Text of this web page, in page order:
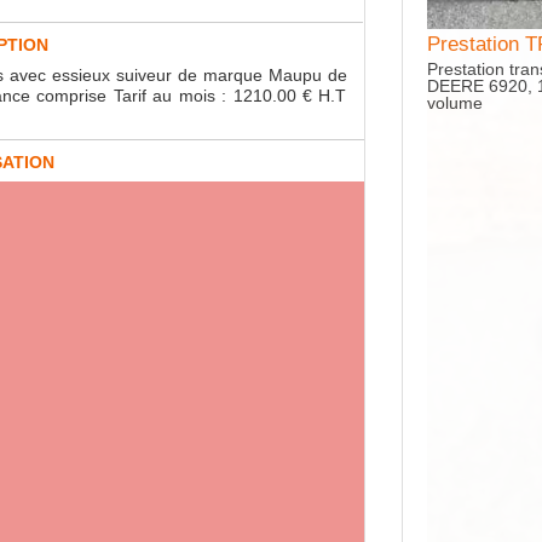
essieux suiveur de marque Maupu de
comprise Tarif au mois : 1210.00 € H.T
Prestation
Prestation
DEERE 6920,
volume